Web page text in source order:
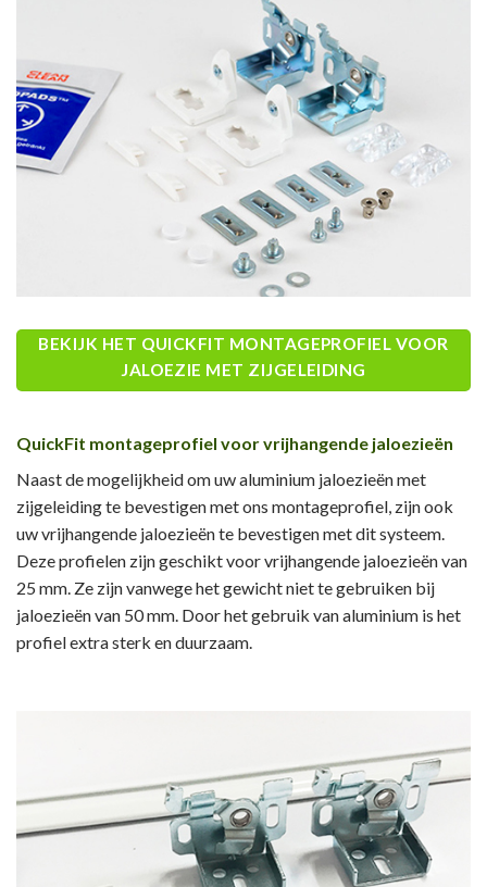
BEKIJK HET QUICKFIT MONTAGEPROFIEL VOOR
JALOEZIE MET ZIJGELEIDING
QuickFit montageprofiel voor vrijhangende jaloezieën
Naast de mogelijkheid om uw aluminium jaloezieën met
zijgeleiding te bevestigen met ons montageprofiel, zijn ook
uw vrijhangende jaloezieën te bevestigen met dit systeem.
Deze profielen zijn geschikt voor vrijhangende jaloezieën van
25 mm. Ze zijn vanwege het gewicht niet te gebruiken bij
jaloezieën van 50 mm. Door het gebruik van aluminium is het
profiel extra sterk en duurzaam.